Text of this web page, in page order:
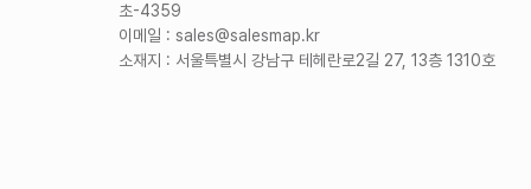
초-4359
이메일 : sales@salesmap.kr
소재지 : 서울특별시 강남구 테헤란로2길 27, 13층 1310호